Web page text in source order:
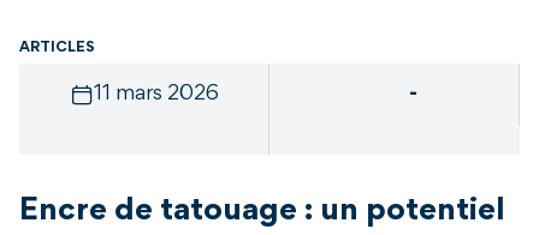
ARTICLES
11 mars 2026 -
Encre de tatouage : un potentiel